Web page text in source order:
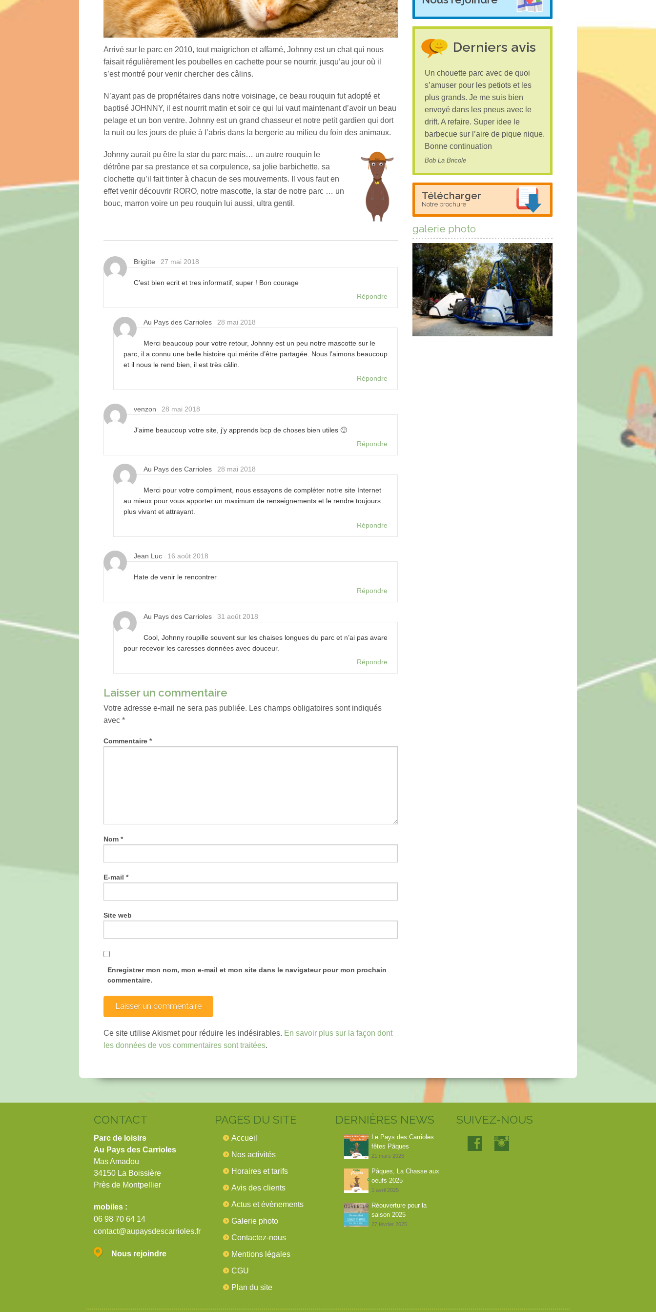
Arrivé sur le parc en 2010, tout maigrichon et affamé, Johnny est un chat qui nous
faisait régulièrement les poubelles en cachette pour se nourrir, jusqu’au jour où il
s’est montré pour venir chercher des câlins.
N’ayant pas de propriétaires dans notre voisinage, ce beau rouquin fut adopté et
baptisé JOHNNY, il est nourrit matin et soir ce qui lui vaut maintenant d’avoir un beau
pelage et un bon ventre. Johnny est un grand chasseur et notre petit gardien qui dort
la nuit ou les jours de pluie à l’abris dans la bergerie au milieu du foin des animaux.
Johnny aurait pu être la star du parc mais… un autre rouquin le
détrône par sa prestance et sa corpulence, sa jolie barbichette, sa
clochette qu’il fait tinter à chacun de ses mouvements. Il vous faut en
effet venir découvrir RORO, notre mascotte, la star de notre parc … un
bouc, marron voire un peu rouquin lui aussi, ultra gentil.
Brigitte 27 mai 2018
C’est bien ecrit et tres informatif, super ! Bon courage
Répondre
Au Pays des Carrioles 28 mai 2018
Merci beaucoup pour votre retour, Johnny est un peu notre mascotte sur le
parc, il a connu une belle histoire qui mérite d’être partagée. Nous l’aimons beaucoup
et il nous le rend bien, il est très câlin.
Répondre
venzon 28 mai 2018
J’aime beaucoup votre site, j’y apprends bcp de choses bien utiles 🙂
Répondre
Au Pays des Carrioles 28 mai 2018
Merci pour votre compliment, nous essayons de compléter notre site Internet
au mieux pour vous apporter un maximum de renseignements et le rendre toujours
plus vivant et attrayant.
Répondre
Jean Luc 16 août 2018
Hate de venir le rencontrer
Répondre
Au Pays des Carrioles 31 août 2018
Cool, Johnny roupille souvent sur les chaises longues du parc et n’ai pas avare
pour recevoir les caresses données avec douceur.
Répondre
Laisser un commentaire
Votre adresse e-mail ne sera pas publiée. Les champs obligatoires sont indiqués
avec *
Commentaire *
Nom *
E-mail *
Site web
Enregistrer mon nom, mon e-mail et mon site dans le navigateur pour mon prochain
commentaire.
Ce site utilise Akismet pour réduire les indésirables. En savoir plus sur la façon dont
les données de vos commentaires sont traitées.
Derniers avis
Un chouette parc avec de quoi
s’amuser pour les petiots et les
plus grands. Je me suis bien
envoyé dans les pneus avec le
drift. A refaire. Super idee le
barbecue sur l’aire de pique nique.
Bonne continuation
Bob La Bricole
Télécharger
Notre brochure
galerie photo
CONTACT
Parc de loisirs
Au Pays des Carrioles
Mas Amadou
34150 La Boissière
Près de Montpellier
mobiles :
06 98 70 64 14
contact@aupaysdescarrioles.fr
Nous rejoindre
PAGES DU SITE
Accueil
Nos activités
Horaires et tarifs
Avis des clients
Actus et évènements
Galerie photo
Contactez-nous
Mentions légales
CGU
Plan du site
DERNIÈRES NEWS
Le Pays des Carrioles
fêtes Pâques
21 mars 2026
Pâques, La Chasse aux
oeufs 2025
1 avril 2025
Réouverture pour la
saison 2025
27 février 2025
SUIVEZ-NOUS